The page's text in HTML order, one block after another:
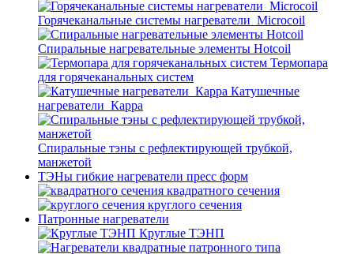
Горячеканальные системы нагреватели_Microcoil
Спиральные нагревательные элементы Hotcoil
Термопара
для горячеканальных систем
Катушечные
нагреватели_Карра
Спиральные тэны с рефлектирующей трубкой,
манжетой
ТЭНы гибкие нагреватели пресс форм
квадратного сечения
круглого сечения
Патронные нагреватели
Круглые ТЭНП